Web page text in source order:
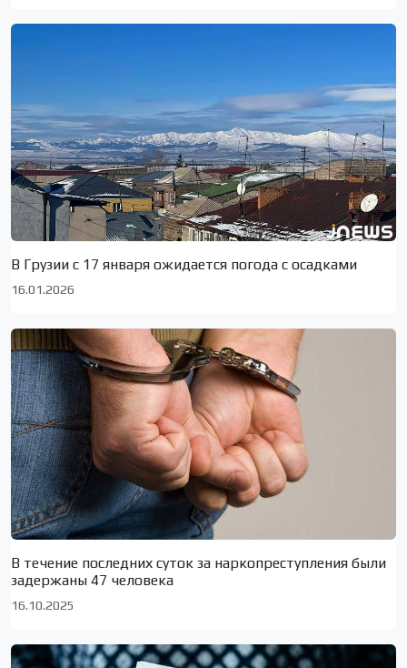
В Грузии с 17 января ожидается погода с осадками
16.01.2026
В течение последних суток за наркопреступления были
задержаны 47 человека
16.10.2025